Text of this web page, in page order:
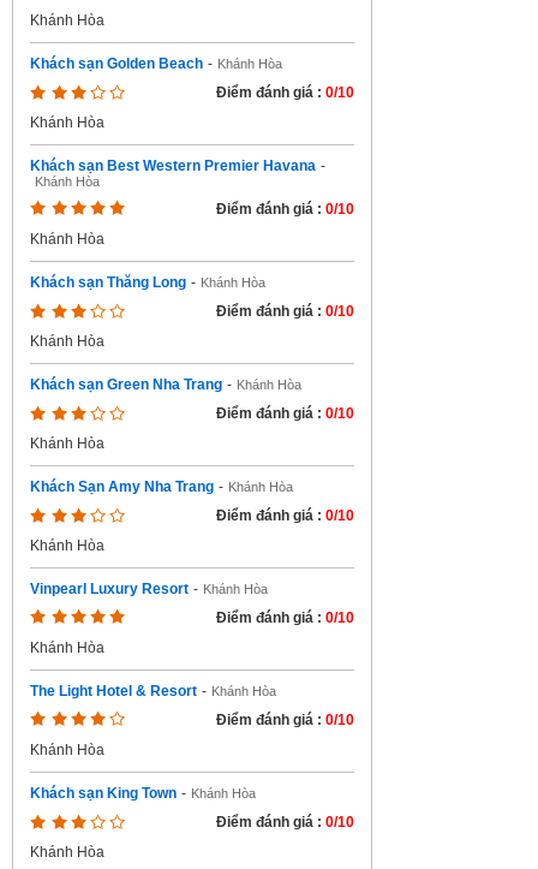
Khánh Hòa
Khách sạn Golden Beach - Khánh Hòa
Điểm đánh giá : 0/10
Khánh Hòa
Khách sạn Best Western Premier Havana -
Khánh Hòa
Điểm đánh giá : 0/10
Khánh Hòa
Khách sạn Thăng Long - Khánh Hòa
Điểm đánh giá : 0/10
Khánh Hòa
Khách sạn Green Nha Trang - Khánh Hòa
Điểm đánh giá : 0/10
Khánh Hòa
Khách Sạn Amy Nha Trang - Khánh Hòa
Điểm đánh giá : 0/10
Khánh Hòa
Vinpearl Luxury Resort - Khánh Hòa
Điểm đánh giá : 0/10
Khánh Hòa
The Light Hotel & Resort - Khánh Hòa
Điểm đánh giá : 0/10
Khánh Hòa
Khách sạn King Town - Khánh Hòa
Điểm đánh giá : 0/10
Khánh Hòa